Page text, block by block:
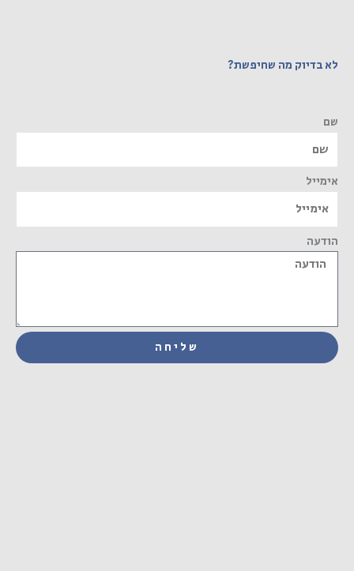
לא בדיוק מה שחיפשת?
שם
אימייל
הודעה
שליחה